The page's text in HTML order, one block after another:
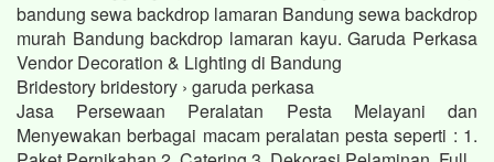
bandung sewa backdrop lamaran Bandung sewa backdrop
murah Bandung backdrop lamaran kayu. Garuda Perkasa
Vendor Decoration & Lighting di Bandung
Bridestory bridestory › garuda perkasa
Jasa Persewaan Peralatan Pesta Melayani dan
Menyewakan berbagai macam peralatan pesta seperti : 1.